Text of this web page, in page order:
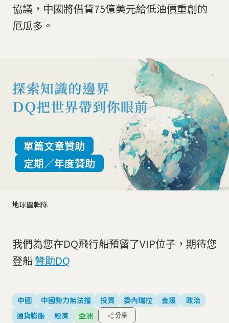
協議，中國將借貸75億美元給低油價重創的
厄瓜多。
地球圖輯隊
單篇文章贊助
定期／年度贊助
我們為您在DQ飛行船預留了VIP位子，期待您
登船贊助DQ
中國 中國勢力無法擋 投資 委內瑞拉 金援
政治
通貨膨脹
經濟 亞洲 分享